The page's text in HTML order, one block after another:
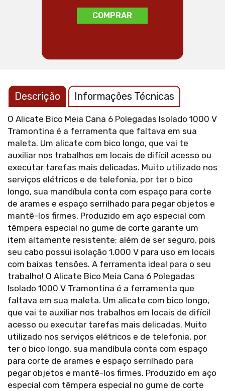
COMPRAR
Descrição Informações Técnicas
O Alicate Bico Meia Cana 6 Polegadas Isolado 1000 V
Tramontina é a ferramenta que faltava em sua
maleta. Um alicate com bico longo, que vai te
auxiliar nos trabalhos em locais de difícil acesso ou
executar tarefas mais delicadas. Muito utilizado nos
serviços elétricos e de telefonia, por ter o bico
longo, sua mandíbula conta com espaço para corte
de arames e espaço serrilhado para pegar objetos e
mantê-los firmes. Produzido em aço especial com
têmpera especial no gume de corte garante um
item altamente resistente; além de ser seguro, pois
seu cabo possui isolação 1.000 V para uso em locais
com baixas tensões. A ferramenta ideal para o seu
trabalho! O Alicate Bico Meia Cana 6 Polegadas
Isolado 1000 V Tramontina é a ferramenta que
faltava em sua maleta. Um alicate com bico longo,
que vai te auxiliar nos trabalhos em locais de difícil
acesso ou executar tarefas mais delicadas. Muito
utilizado nos serviços elétricos e de telefonia, por
ter o bico longo, sua mandíbula conta com espaço
para corte de arames e espaço serrilhado para
pegar objetos e mantê-los firmes. Produzido em aço
especial com têmpera especial no gume de corte